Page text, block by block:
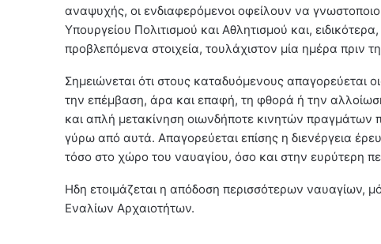
αναψυχής, οι ενδιαφερόμενοι οφείλουν να
Υπουργείου Πολιτισμού και Αθλητισμού και,
προβλεπόμενα στοιχεία, τουλάχιστον μία ημέρα πριν
Σημειώνεται ότι στους καταδυόμενους απαγορεύεται
την επέμβαση, άρα και επαφή, τη φθορά ή την
και απλή μετακίνηση οιωνδήποτε κινητών πραγμάτων
γύρω από αυτά. Απαγορεύεται επίσης η διενέργεια
τόσο στο χώρο του ναυαγίου, όσο και στην ευρύτερη
Ηδη ετοιμάζεται η απόδοση περισσότερων ναυαγίων,
Εναλίων Αρχαιοτήτων.